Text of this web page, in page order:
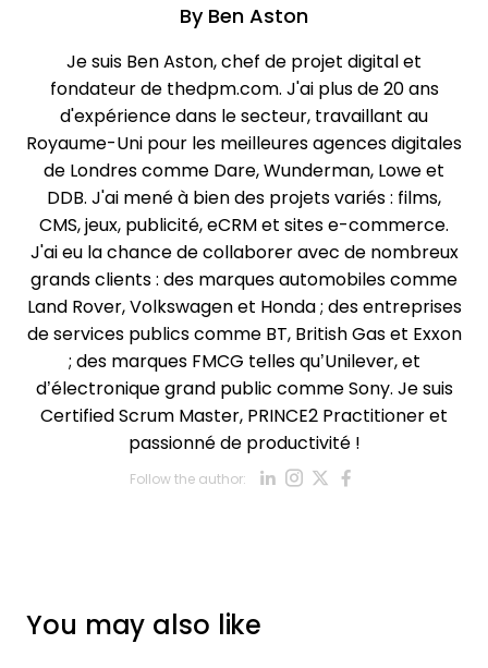
ByBen Aston
Je suis Ben Aston, chef de projet digital et
fondateur de thedpm.com. J'ai plus de 20 ans
d'expérience dans le secteur, travaillant au
Royaume-Uni pour les meilleures agences digitales
de Londres comme Dare, Wunderman, Lowe et
DDB. J'ai mené à bien des projets variés : films,
CMS, jeux, publicité, eCRM et sites e-commerce.
J'ai eu la chance de collaborer avec de nombreux
grands clients : des marques automobiles comme
Land Rover, Volkswagen et Honda ; des entreprises
de services publics comme BT, British Gas et Exxon
; des marques FMCG telles qu’Unilever, et
d’électronique grand public comme Sony. Je suis
Certified Scrum Master, PRINCE2 Practitioner et
passionné de productivité !
Follow the author: Opens new
Opens new
Opens new
Opens
You may also like